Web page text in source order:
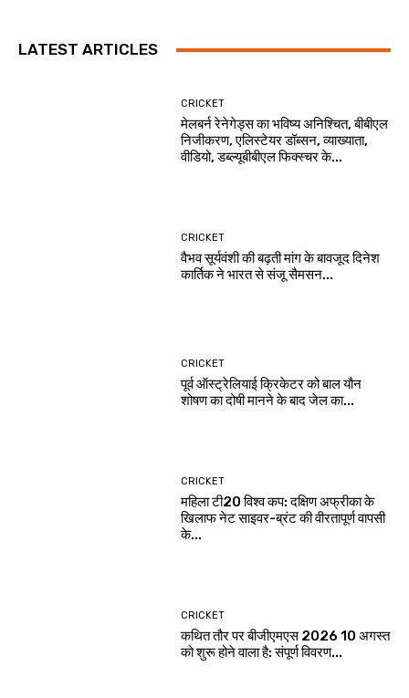
LATEST ARTICLES
CRICKET
मेलबर्न रेनेगेड्स का भविष्य अनिश्चित, बीबीएल
निजीकरण, एलिस्टेयर डॉब्सन, व्याख्याता,
वीडियो, डब्ल्यूबीबीएल फिक्स्चर के...
CRICKET
वैभव सूर्यवंशी की बढ़ती मांग के बावजूद दिनेश
कार्तिक ने भारत से संजू सैमसन...
CRICKET
पूर्व ऑस्ट्रेलियाई क्रिकेटर को बाल यौन
शोषण का दोषी मानने के बाद जेल का...
CRICKET
महिला टी20 विश्व कप: दक्षिण अफ्रीका के
खिलाफ नेट साइवर-ब्रंट की वीरतापूर्ण वापसी
के...
CRICKET
कथित तौर पर बीजीएमएस 2026 10 अगस्त
को शुरू होने वाला है: संपूर्ण विवरण...